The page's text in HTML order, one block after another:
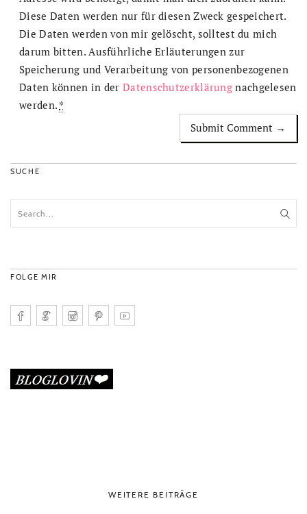
Diese Daten werden nur für diesen Zweck gespeichert.
Die Daten werden von mir gelöscht, solltest du mich
darum bitten. Ausführliche Erläuterungen zur
Speicherung und Verarbeitung von personenbezogenen
Daten können in derDatenschutzerklärung nachgelesen
werden. *
SUCHE
FOLGE MIR
WEITERE BEITRÄGE